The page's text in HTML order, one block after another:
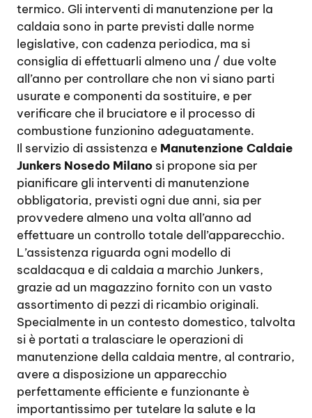
termico. Gli interventi di manutenzione per la
caldaia sono in parte previsti dalle norme
legislative, con cadenza periodica, ma si
consiglia di effettuarli almeno una / due volte
all’anno per controllare che non vi siano parti
usurate e componenti da sostituire, e per
verificare che il bruciatore e il processo di
combustione funzionino adeguatamente.
Il servizio di assistenza e Manutenzione Caldaie
Junkers Nosedo Milano si propone sia per
pianificare gli interventi di manutenzione
obbligatoria, previsti ogni due anni, sia per
provvedere almeno una volta all’anno ad
effettuare un controllo totale dell’apparecchio.
L’assistenza riguarda ogni modello di
scaldacqua e di caldaia a marchio Junkers,
grazie ad un magazzino fornito con un vasto
assortimento di pezzi di ricambio originali.
Specialmente in un contesto domestico, talvolta
si è portati a tralasciare le operazioni di
manutenzione della caldaia mentre, al contrario,
avere a disposizione un apparecchio
perfettamente efficiente e funzionante è
importantissimo per tutelare la salute e la